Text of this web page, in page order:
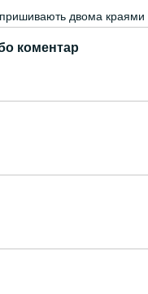
пришивають двома краями
коментар